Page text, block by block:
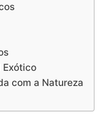
Exótico
com a Natureza